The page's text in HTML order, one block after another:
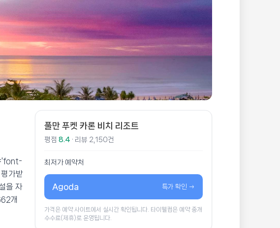
가받
을 자
개
풀만 푸켓 카론 비치 리조트
평점 8.4 · 리뷰 2,150건
최저가 예약처
Agoda 특가 확인 →
가격은 예약 사이트에서 실시간 확인됩니다. 타이웰컴은 예약 중개
수수료(제휴)로 운영됩니다.